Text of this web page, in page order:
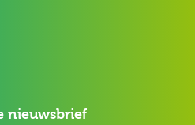
nieuwsbrief